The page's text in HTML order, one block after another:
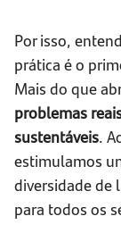
Por isso,
prática é o
Mais do que
problemas
sustentáveis.
estimulamos
diversidade de
para todos os